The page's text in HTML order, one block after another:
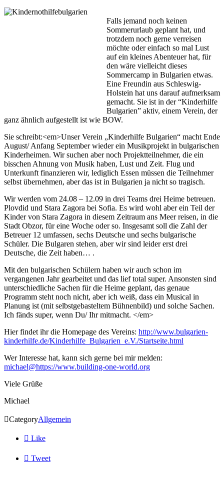
Falls jemand noch keinen
Sommerurlaub geplant hat, und
trotzdem noch gerne verreisen
möchte oder einfach so mal Lust
auf ein kleines Abenteuer hat, für
den wäre vielleicht dieses
Sommercamp in Bulgarien etwas.
Eine Freundin aus Schleswig-
Holstein hat uns darauf aufmerksam
gemacht. Sie ist in der “Kinderhilfe
Bulgarien” aktiv, einem Verein, der
ganz ähnlich aufgestellt ist wie BOW.
Sie schreibt:<em>Unser Verein „Kinderhilfe Bulgarien“ macht Ende
August/ Anfang September wieder ein Musikprojekt in bulgarischen
Kinderheimen. Wir suchen aber noch Projektteilnehmer, die ein
bisschen Ahnung von Musik haben, Lust und Zeit. Flug und
Unterkunft finanzieren wir, lediglich Essen müssen die Teilnehmer
selbst übernehmen, aber das ist in Bulgarien ja nicht so tragisch.
Wir werden vom 24.08 – 12.09 in drei Teams drei Heime betreuen.
Plovdid und Stara Zagora bei Sofia. Es wird wohl aber ein Teil der
Kinder von Stara Zagora in diesem Zeitraum ans Meer reisen, in die
Stadt Obzor, für eine Woche oder so. Insgesamt soll die Zahl der
Betreuer 12 umfassen, sechs Deutsche und sechs bulgarische
Schüler. Die Bulgaren stehen, aber wir sind leider erst drei
Deutsche, die Zeit haben… .
Mit den bulgarischen Schülern haben wir auch schon im
vergangenen Jahr gearbeitet und das lief total super. Ansonsten sind
unterschiedliche Sachen für die Heime geplant, das genaue
Programm steht noch nicht, aber ich weiß, dass ein Musical in
Planung ist (mit selbstgebasteltem Bühnenbild) und solche Sachen.
Ich fänds super, wenn Du/ Ihr mitmacht. </em>
Hier findet ihr die Homepage des Vereins: http://www.bulgarien-
kinderhilfe.de/Kinderhilfe_Bulgarien_e.V./Startseite.html
Wer Interesse hat, kann sich gerne bei mir melden:
michael@https://www.building-one-world.org
Viele Grüße
Michael
CategoryAllgemein
 Like
 Tweet